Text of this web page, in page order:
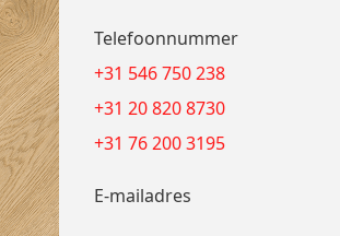
Telefoonnummer
+31 546 750 238
+31 20 820 8730
+31 76 200 3195
E-mailadres